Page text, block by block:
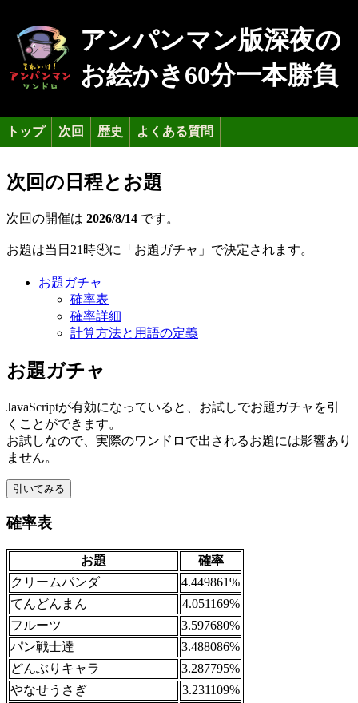
アンパンマン版深夜の
お絵かき60分一本勝負
トップ 次回 歴史 よくある質問
次回の日程とお題
次回の開催は 2026/8/14 です。
お題は当日21時🕘に「お題ガチャ」で決定されます。
お題ガチャ
確率表
確率詳細
計算方法と用語の定義
お題ガチャ
JavaScriptが有効になっていると、お試しでお題ガチャを引
くことができます。
お試しなので、実際のワンドロで出されるお題には影響あり
ません。
引いてみる
確率表
お題
確率
クリームパンダ
4.449861%
てんどんまん
4.051169%
フルーツ
3.597680%
パン戦士達
3.488086%
どんぶりキャラ
3.287795%
やなせうさぎ
3.231109%